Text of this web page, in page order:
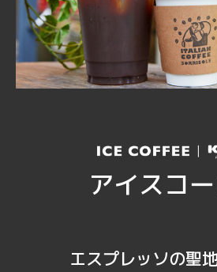
アイスコ
エスプレッソの聖